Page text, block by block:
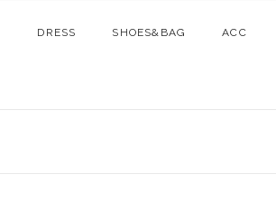
DRESS SHOES&BAG ACC